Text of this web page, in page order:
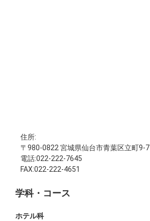
住所:
〒980-0822 宮城県仙台市青葉区立町9-7
電話:022-222-7645
FAX:022-222-4651
学科・コース
ホテル科